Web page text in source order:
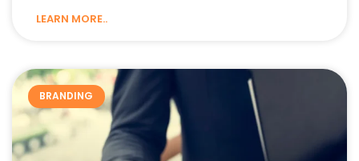
LEARN MORE..
BRANDING